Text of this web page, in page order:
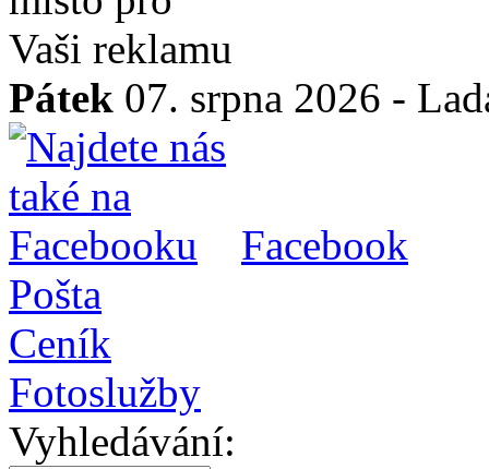
Pátek 07. srpna 2026 -
Facebook
Pošta
Ceník
Fotoslužby
Vyhledávání: